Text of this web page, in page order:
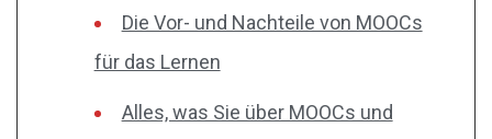
Die Vor- und Nachteile von MOOCs
für das Lernen
Alles, was Sie über MOOCs und